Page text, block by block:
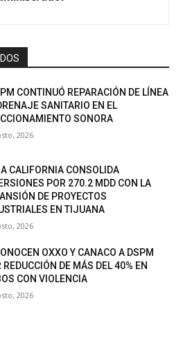
CONTINUÓ REPARACIÓN DE LÍNEA
SANITARIO EN EL
SONORA
2026
CALIFORNIA CONSOLIDA
POR 270.2 MDD CON LA
DE PROYECTOS
EN TIJUANA
2026
OXXO Y CANACO A DSPM
REDUCCIÓN DE MÁS DEL 40% EN
CON VIOLENCIA
2026